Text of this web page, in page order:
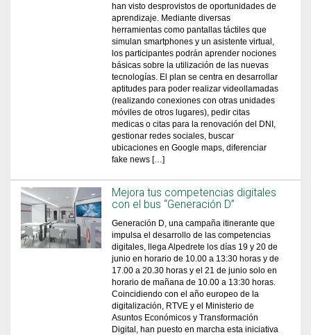
han visto desprovistos de oportunidades de
aprendizaje. Mediante diversas
herramientas como pantallas táctiles que
simulan smartphones y un asistente virtual,
los participantes podrán aprender nociones
básicas sobre la utilización de las nuevas
tecnologías. El plan se centra en desarrollar
aptitudes para poder realizar videollamadas
(realizando conexiones con otras unidades
móviles de otros lugares), pedir citas
medicas o citas para la renovación del DNI,
gestionar redes sociales, buscar
ubicaciones en Google maps, diferenciar
fake news […]
Mejora tus competencias digitales
con el bus “Generación D”
Generación D, una campaña itinerante que
impulsa el desarrollo de las competencias
digitales, llega Alpedrete los días 19 y 20 de
junio en horario de 10.00 a 13:30 horas y de
17.00 a 20.30 horas y el 21 de junio solo en
horario de mañana de 10.00 a 13:30 horas.
Coincidiendo con el año europeo de la
digitalización, RTVE y el Ministerio de
Asuntos Económicos y Transformación
Digital, han puesto en marcha esta iniciativa